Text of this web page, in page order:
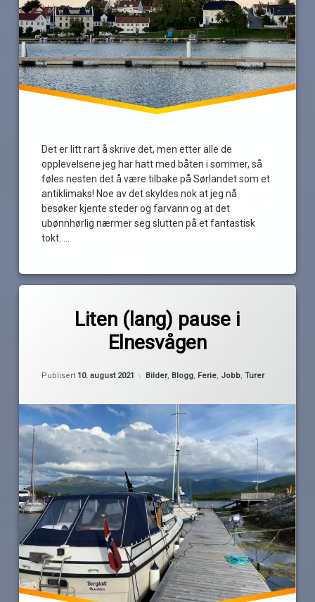
Det er litt rart å skrive det, men etter alle de
opplevelsene jeg har hatt med båten i sommer, så
føles nesten det å være tilbake på Sørlandet som et
antiklimaks! Noe av det skyldes nok at jeg nå
besøker kjente steder og farvann og at det
ubønnhørlig nærmer seg slutten på et fantastisk
tokt. …
sykdom
Liten (lang) pause i
Elnesvågen
Publisert 10. august 2021
Oppdatert 10. august 2021
Kategorier:
Bilder, Blogg, Ferie, Jobb,Turer
Frænfjorden
Hustadvika
molde
pause
sår
sykdom
tankespinn
kommentar
i